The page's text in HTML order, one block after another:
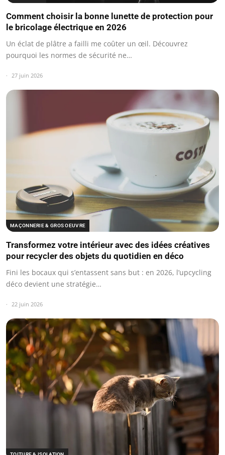
Comment choisir la bonne lunette de protection pour
le bricolage électrique en 2026
Un éclat de plâtre a failli me coûter un œil. Découvrez
pourquoi les normes de sécurité ne…
27 juin 2026
MAÇONNERIE & GROS OEUVRE
Transformez votre intérieur avec des idées créatives
pour recycler des objets du quotidien en déco
Fini les bocaux qui s’entassent sans but : en 2026, l’upcycling
déco devient une stratégie…
22 juin 2026